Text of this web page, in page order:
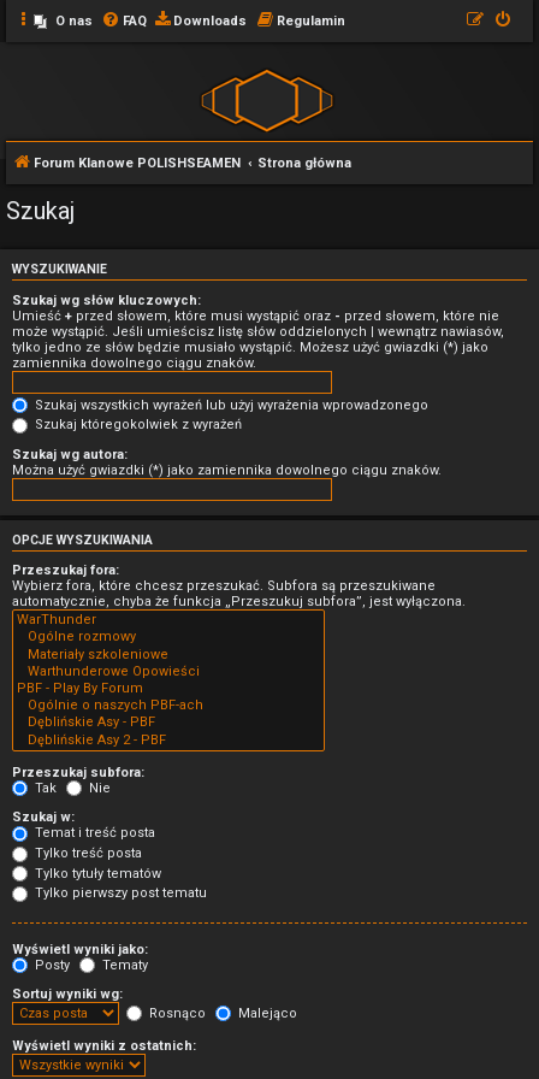
O nas FAQ Downloads Regulamin
Forum Klanowe POLISHSEAMEN Strona główna
Szukaj
WYSZUKIWANIE
Szukaj wg słów kluczowych:
Umieść + przed słowem, które musi wystąpić oraz - przed słowem, które nie
może wystąpić. Jeśli umieścisz listę słów oddzielonych | wewnątrz nawiasów,
tylko jedno ze słów będzie musiało wystąpić. Możesz użyć gwiazdki (*) jako
zamiennika dowolnego ciągu znaków.
Szukaj wszystkich wyrażeń lub użyj wyrażenia wprowadzonego
Szukaj któregokolwiek z wyrażeń
Szukaj wg autora:
Można użyć gwiazdki (*) jako zamiennika dowolnego ciągu znaków.
OPCJE WYSZUKIWANIA
Przeszukaj fora:
Wybierz fora, które chcesz przeszukać. Subfora są przeszukiwane
automatycznie, chyba że funkcja „Przeszukuj subfora”, jest wyłączona.
Przeszukaj subfora:
Tak
Nie
Szukaj w:
Temat i treść posta
Tylko treść posta
Tylko tytuły tematów
Tylko pierwszy post tematu
Wyświetl wyniki jako:
Posty
Tematy
Sortuj wyniki wg:
Rosnąco
Malejąco
Wyświetl wyniki z ostatnich: